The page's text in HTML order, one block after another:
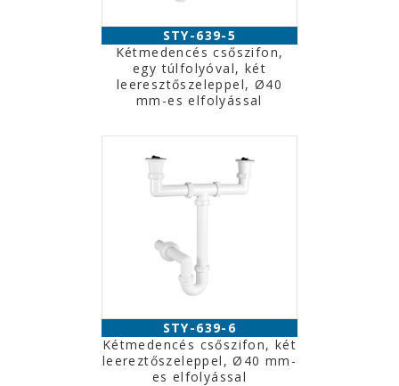
STY-639-5
Kétmedencés csőszifon,
egy túlfolyóval, két
leeresztőszeleppel, Ø40
mm-es elfolyással
STY-639-6
Kétmedencés csőszifon, két
leereztőszeleppel, Ø40 mm-
es elfolyással